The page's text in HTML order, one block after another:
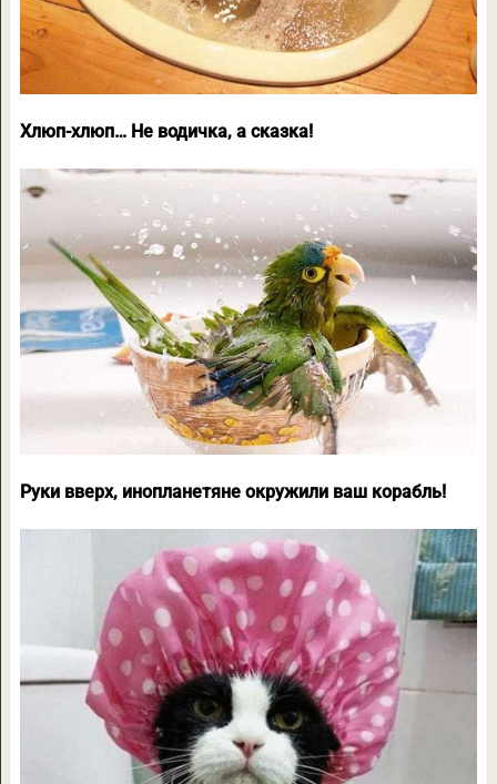
Хлюп-хлюп… Не водичка, а сказка!
Руки вверх, инопланетяне окружили ваш корабль!